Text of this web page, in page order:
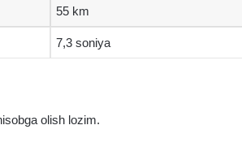
55 km
7,3 soniya
olish lozim.